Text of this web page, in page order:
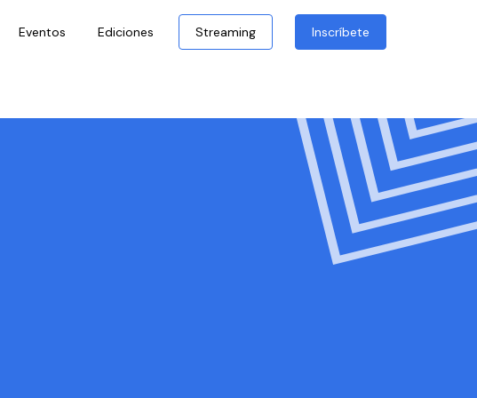
Eventos Ediciones Streaming Inscríbete